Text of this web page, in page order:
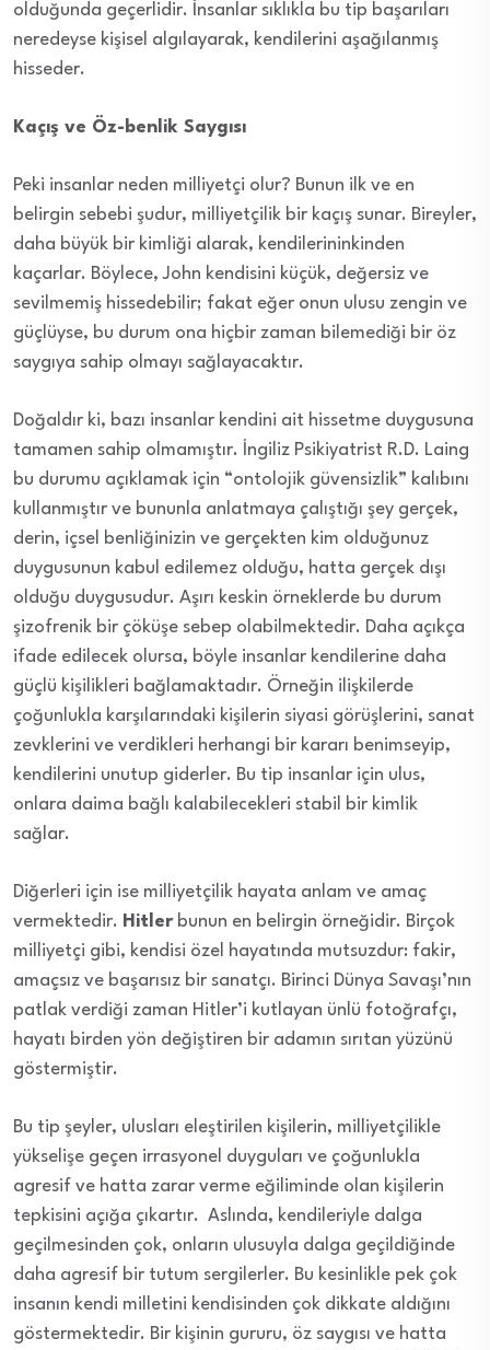
olduğunda geçerlidir. İnsanlar sıklıkla bu tip başarıları
neredeyse kişisel algılayarak, kendilerini aşağılanmış
hisseder.
Kaçış ve Öz-benlik Saygısı
Peki insanlar neden milliyetçi olur? Bunun ilk ve en
belirgin sebebi şudur, milliyetçilik bir kaçış sunar. Bireyler,
daha büyük bir kimliği alarak, kendilerininkinden
kaçarlar. Böylece, John kendisini küçük, değersiz ve
sevilmemiş hissedebilir; fakat eğer onun ulusu zengin ve
güçlüyse, bu durum ona hiçbir zaman bilemediği bir öz
saygıya sahip olmayı sağlayacaktır.
Doğaldır ki, bazı insanlar kendini ait hissetme duygusuna
tamamen sahip olmamıştır. İngiliz Psikiyatrist R.D. Laing
bu durumu açıklamak için “ontolojik güvensizlik” kalıbını
kullanmıştır ve bununla anlatmaya çalıştığı şey gerçek,
derin, içsel benliğinizin ve gerçekten kim olduğunuz
duygusunun kabul edilemez olduğu, hatta gerçek dışı
olduğu duygusudur. Aşırı keskin örneklerde bu durum
şizofrenik bir çöküşe sebep olabilmektedir. Daha açıkça
ifade edilecek olursa, böyle insanlar kendilerine daha
güçlü kişilikleri bağlamaktadır. Örneğin ilişkilerde
çoğunlukla karşılarındaki kişilerin siyasi görüşlerini, sanat
zevklerini ve verdikleri herhangi bir kararı benimseyip,
kendilerini unutup giderler. Bu tip insanlar için ulus,
onlara daima bağlı kalabilecekleri stabil bir kimlik
sağlar.
Diğerleri için ise milliyetçilik hayata anlam ve amaç
vermektedir. Hitlerbunun en belirgin örneğidir. Birçok
milliyetçi gibi, kendisi özel hayatında mutsuzdur: fakir,
amaçsız ve başarısız bir sanatçı. Birinci Dünya Savaşı’nın
patlak verdiği zaman Hitler’i kutlayan ünlü fotoğrafçı,
hayatı birden yön değiştiren bir adamın sırıtan yüzünü
göstermiştir.
Bu tip şeyler, ulusları eleştirilen kişilerin, milliyetçilikle
yükselişe geçen irrasyonel duyguları ve çoğunlukla
agresif ve hatta zarar verme eğiliminde olan kişilerin
tepkisini açığa çıkartır. Aslında, kendileriyle dalga
geçilmesinden çok, onların ulusuyla dalga geçildiğinde
daha agresif bir tutum sergilerler. Bu kesinlikle pek çok
insanın kendi milletini kendisinden çok dikkate aldığını
göstermektedir. Bir kişinin gururu, öz saygısı ve hatta